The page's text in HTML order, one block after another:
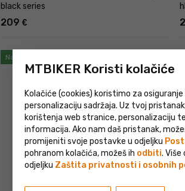
black series
209 €
Na zalihi > 2 kom
MTBIKER Koristi kolačiće
Kolačiće (cookies) koristimo za
personalizaciju sadržaja. Uz tvoj
korištenja web stranice, personalizaciju
informacija. Ako nam daš pristanak,
promijeniti svoje postavke u odjeljku
pohranom kolačića, možeš ih odbiti.
odjeljku Zaštita privatnosti i osobnih